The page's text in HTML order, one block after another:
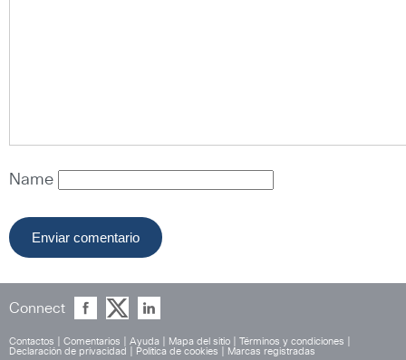
Name
Connect
Contactos Comentarios Ayuda Mapa del sitio Términos y condiciones
Declaración de privacidad
Política de cookies Marcas registradas